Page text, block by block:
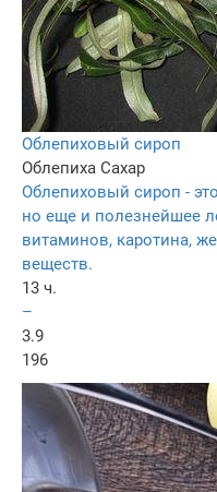
Облепиховый сироп
Облепиха Сахар
Облепиховый сироп -
но еще и полезнейшее
витаминов, каротина,
веществ.
13 ч.
–
3.9
196